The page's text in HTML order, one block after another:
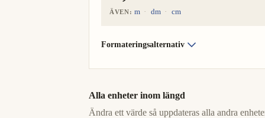
ÄVEN: m dm cm
Formateringsalternativ
Alla enheter inom längd
Ändra ett värde så uppdateras alla andra